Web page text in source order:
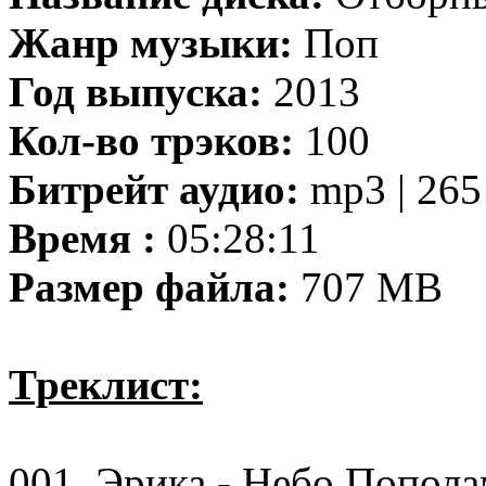
Жанр музыки: Поп
Год выпуска: 2013
Кол-во трэков: 100
Битрейт аудио: mp3 |
Время : 05:28:11
Размер файла: 707 MB
Треклист: